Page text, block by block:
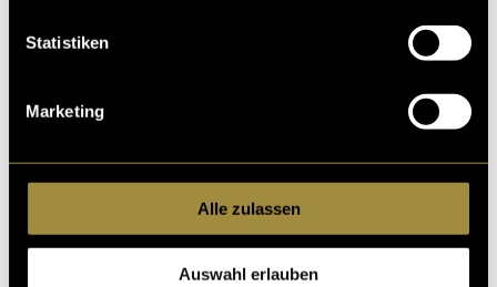
Statistiken
Marketing
Alle zulassen
Auswahl erlauben
statistik, Marketing
diesen Inhalt zu sehen.